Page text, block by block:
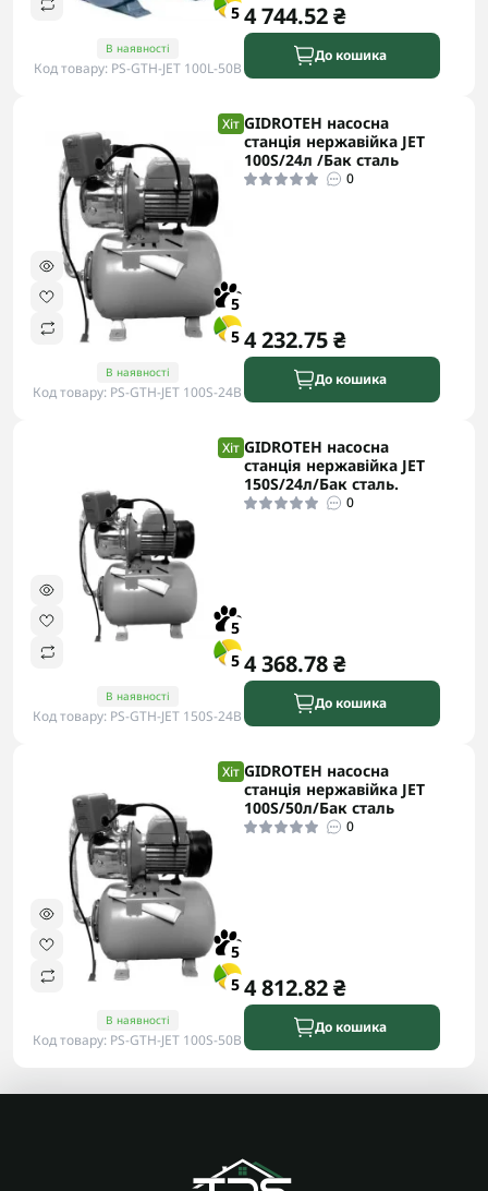
5
В наявності
Код товару: PS-GTH-JET 100L-50B
4 744.52 ₴
До кошика
Хіт
5
5
В наявності
Код товару: PS-GTH-JET 100S-24B
GIDROTEH насосна
станція нержавійка JET
100S/24л /Бак сталь
0
4 232.75 ₴
До кошика
Хіт
5
5
В наявності
Код товару: PS-GTH-JET 150S-24B
GIDROTEH насосна
станція нержавійка JET
150S/24л/Бак сталь.
0
4 368.78 ₴
До кошика
Хіт
5
5
В наявності
Код товару: PS-GTH-JET 100S-50B
GIDROTEH насосна
станція нержавійка JET
100S/50л/Бак сталь
0
4 812.82 ₴
До кошика